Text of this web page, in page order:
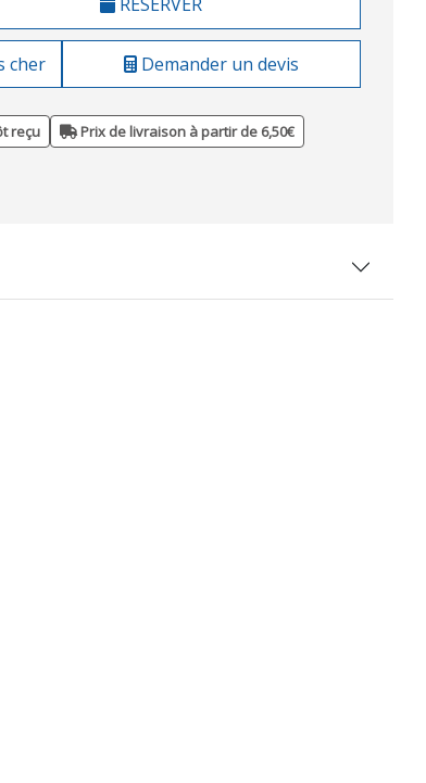
RÉSERVER
cher Demander un devis
reçu Prix de livraison à partir de 6,50€